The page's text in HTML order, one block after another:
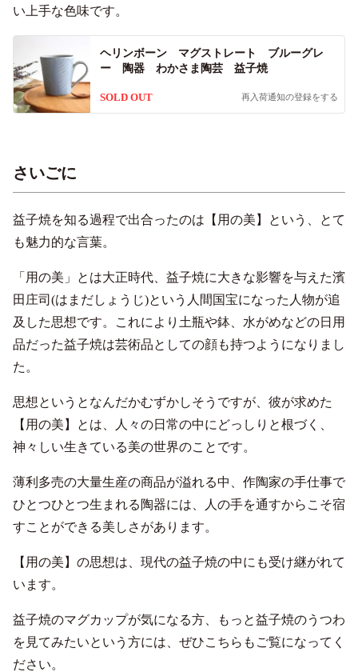
い上手な色味です。
ヘリンボーン マグストレート ブルーグレ
ー 陶器 わかさま陶芸 益子焼
SOLD OUT 再入荷通知の登録をする
さいごに
益子焼を知る過程で出合ったのは【用の美】という、とて
も魅力的な言葉。
「用の美」とは大正時代、益子焼に大きな影響を与えた濱
田庄司(はまだしょうじ)という人間国宝になった人物が追
及した思想です。これにより土瓶や鉢、水がめなどの日用
品だった益子焼は芸術品としての顔も持つようになりまし
た。
思想というとなんだかむずかしそうですが、彼が求めた
【用の美】とは、人々の日常の中にどっしりと根づく、
神々しい生きている美の世界のことです。
薄利多売の大量生産の商品が溢れる中、作陶家の手仕事で
ひとつひとつ生まれる陶器には、人の手を通すからこそ宿
すことができる美しさがあります。
【用の美】の思想は、現代の益子焼の中にも受け継がれて
います。
益子焼のマグカップが気になる方、もっと益子焼のうつわ
を見てみたいという方には、ぜひこちらもご覧になってく
ださい。